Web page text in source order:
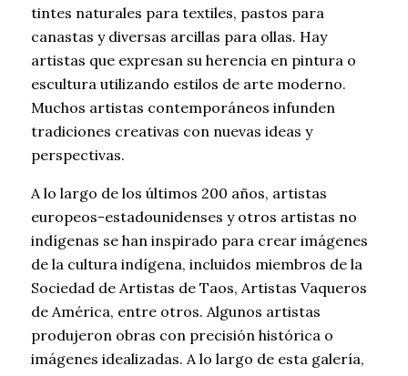
tintes naturales para textiles, pastos para
canastas y diversas arcillas para ollas. Hay
artistas que expresan su herencia en pintura o
escultura utilizando estilos de arte moderno.
Muchos artistas contemporáneos infunden
tradiciones creativas con nuevas ideas y
perspectivas.
A lo largo de los últimos 200 años, artistas
europeos-estadounidenses y otros artistas no
indígenas se han inspirado para crear imágenes
de la cultura indígena, incluidos miembros de la
Sociedad de Artistas de Taos, Artistas Vaqueros
de América, entre otros. Algunos artistas
produjeron obras con precisión histórica o
imágenes idealizadas. A lo largo de esta galería,